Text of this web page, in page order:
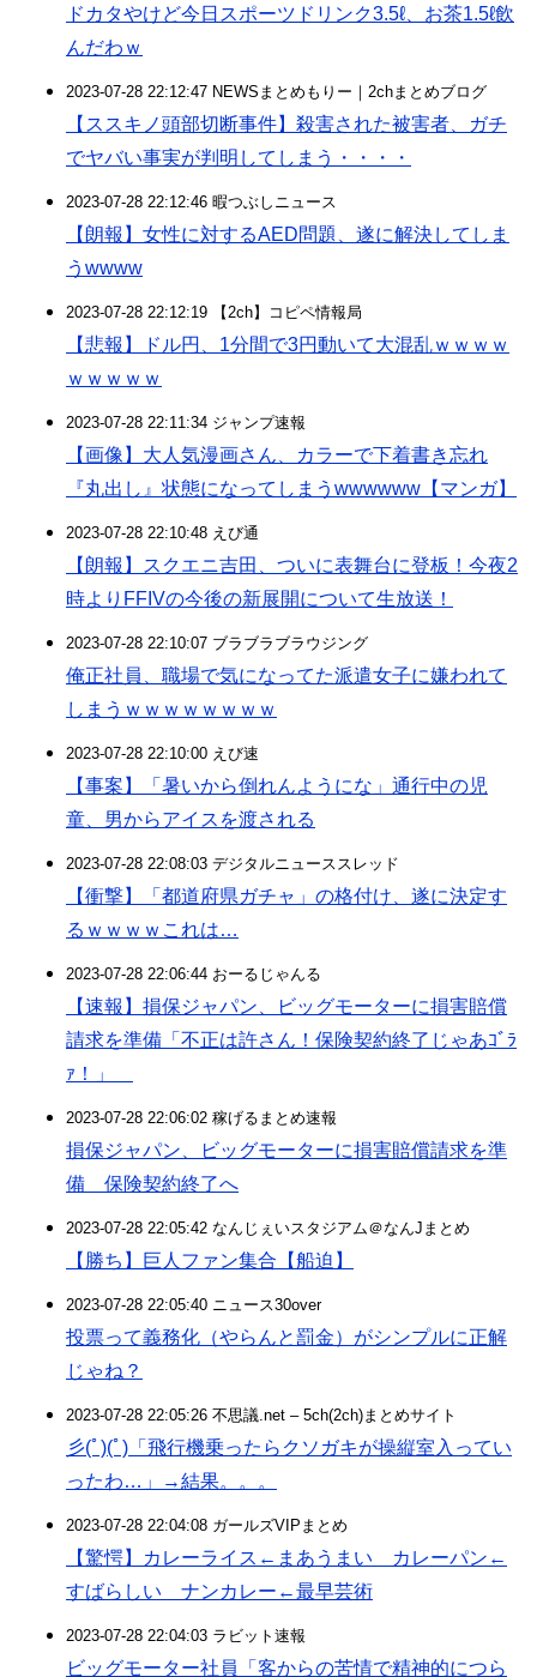
ドカタやけど今日スポーツドリンク3.5ℓ、お茶1.5ℓ飲
んだわｗ
2023-07-28 22:12:47 NEWSまとめもりー｜2chまとめブログ
【ススキノ頭部切断事件】殺害された被害者、ガチ
でヤバい事実が判明してしまう・・・・
2023-07-28 22:12:46 暇つぶしニュース
【朗報】女性に対するAED問題、遂に解決してしま
うwwww
2023-07-28 22:12:19 【2ch】コピペ情報局
【悲報】ドル円、1分間で3円動いて大混乱ｗｗｗｗ
ｗｗｗｗｗ
2023-07-28 22:11:34 ジャンプ速報
【画像】大人気漫画さん、カラーで下着書き忘れ
『丸出し』状態になってしまうwwwwww【マンガ】
2023-07-28 22:10:48 えび通
【朗報】スクエニ吉田、ついに表舞台に登板！今夜2
時よりFFIVの今後の新展開について生放送！
2023-07-28 22:10:07 ブラブラブラウジング
俺正社員、職場で気になってた派遣女子に嫌われて
しまうｗｗｗｗｗｗｗｗ
2023-07-28 22:10:00 えび速
【事案】「暑いから倒れんようにな」通行中の児
童、男からアイスを渡される
2023-07-28 22:08:03 デジタルニューススレッド
【衝撃】「都道府県ガチャ」の格付け、遂に決定す
るｗｗｗｗこれは…
2023-07-28 22:06:44 おーるじゃんる
【速報】損保ジャパン、ビッグモーターに損害賠償
請求を準備「不正は許さん！保険契約終了じゃあｺﾞﾗ
ｧ！」
2023-07-28 22:06:02 稼げるまとめ速報
損保ジャパン、ビッグモーターに損害賠償請求を準
備 保険契約終了へ
2023-07-28 22:05:42 なんじぇいスタジアム＠なんJまとめ
【勝ち】巨人ファン集合【船迫】
2023-07-28 22:05:40 ニュース30over
投票って義務化（やらんと罰金）がシンプルに正解
じゃね？
2023-07-28 22:05:26 不思議.net – 5ch(2ch)まとめサイト
彡(ﾟ)(ﾟ)「飛行機乗ったらクソガキが操縦室入ってい
ったわ…」→結果。。。
2023-07-28 22:04:08 ガールズVIPまとめ
【驚愕】カレーライス←まあうまい カレーパン←
すばらしい ナンカレー←最早芸術
2023-07-28 22:04:03 ラビット速報
ビッグモーター社員「客からの苦情で精神的につら